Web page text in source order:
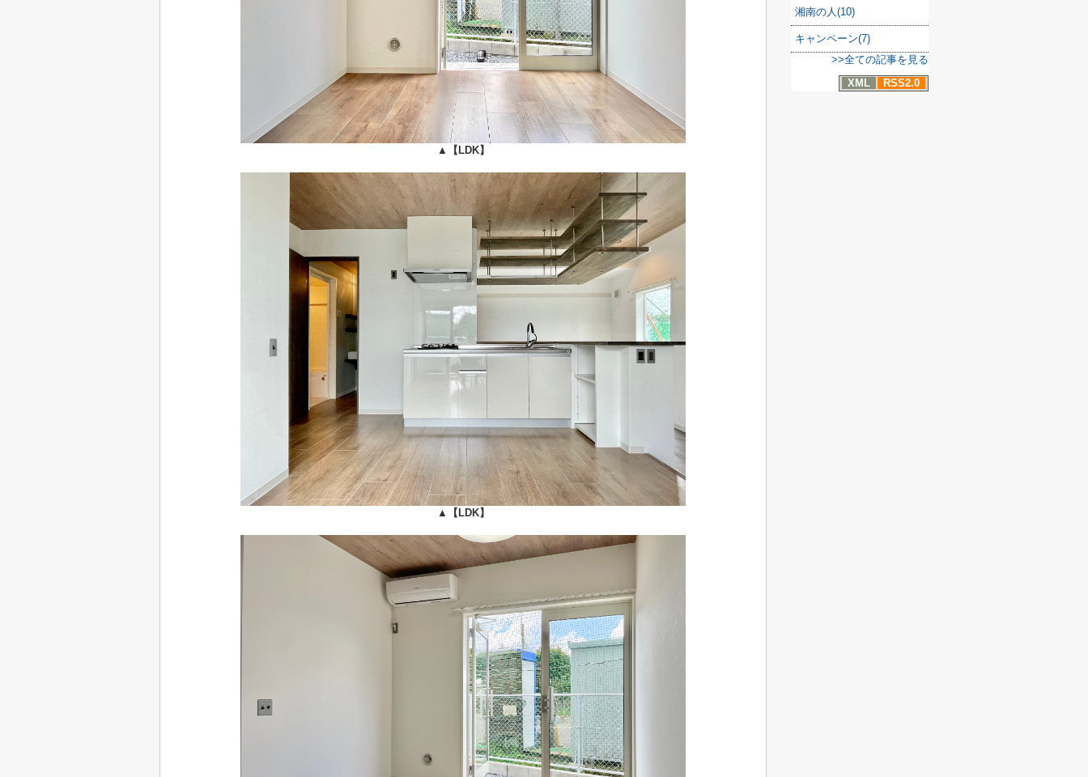
▲ 【LDK】
▲ 【LDK】
湘南の人(10)
キャンペーン(7)
>>全ての記事を見る
XML
RSS2.0